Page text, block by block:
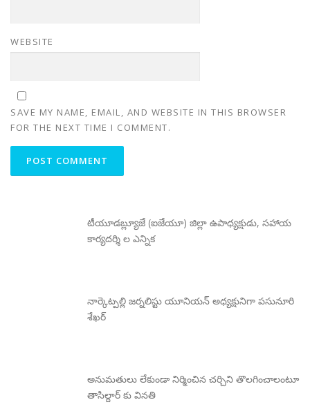
WEBSITE
SAVE MY NAME, EMAIL, AND WEBSITE IN THIS BROWSER
FOR THE NEXT TIME I COMMENT.
టీయూడబ్ల్యూజే (ఐజేయూ) జిల్లా ఉపాధ్యక్షుడు, సహాయ
కార్యదర్శి ల ఎన్నిక
నార్కెట్పల్లి జర్నలిస్టు యూనియన్ అధ్యక్షునిగా పసునూరి
శేఖర్
అనుమతులు లేకుండా నిర్మించిన చర్చిని తొలగించాలంటూ
తాసిల్దార్ కు వినతి